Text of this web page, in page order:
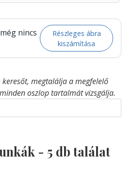
még nincs
Részleges ábra
kiszámítása
megtalálja a megfelelő
oszlop tartalmát vizsgálja.
- 5 db találat